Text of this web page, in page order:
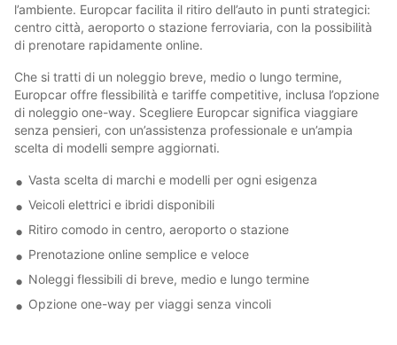
l’ambiente. Europcar facilita il ritiro dell’auto in punti strategici:
centro città, aeroporto o stazione ferroviaria, con la possibilità
di prenotare rapidamente online.
Che si tratti di un noleggio breve, medio o lungo termine,
Europcar offre flessibilità e tariffe competitive, inclusa l’opzione
di noleggio one-way. Scegliere Europcar significa viaggiare
senza pensieri, con un’assistenza professionale e un’ampia
scelta di modelli sempre aggiornati.
Vasta scelta di marchi e modelli per ogni esigenza
Veicoli elettrici e ibridi disponibili
Ritiro comodo in centro, aeroporto o stazione
Prenotazione online semplice e veloce
Noleggi flessibili di breve, medio e lungo termine
Opzione one-way per viaggi senza vincoli